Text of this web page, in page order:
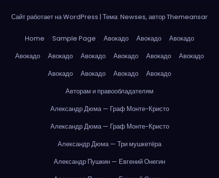
Сайт работает на WordPress | Тема: Newses, авторThemeansar
Home Sample Page Авокадо Авокадо
Авокадо
Авокадо
Авокадо Авокадо Авокадо Авокадо
Авокадо
Авокадо
Авокадо Авокадо
Авокадо
Авторам и правообладателям
Александр Дюма — Граф Монте-Кристо
Александр Дюма — Граф Монте-Кристо
Александр Дюма — Три мушкетёра
Александр Пушкин — Евгений Онегин